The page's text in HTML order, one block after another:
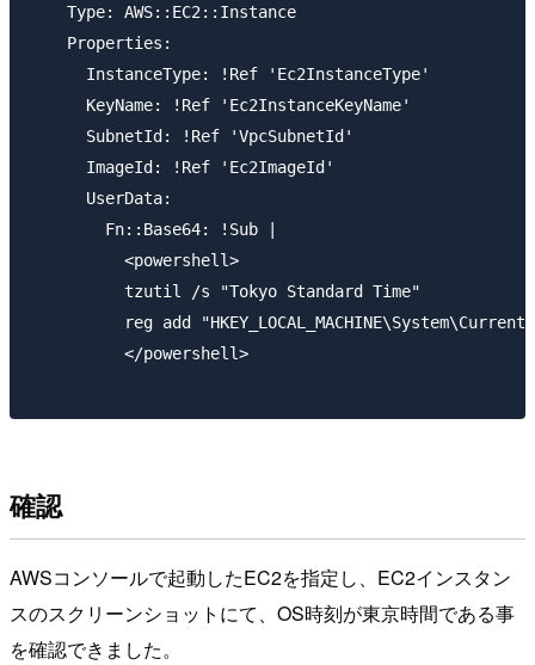
    Type: AWS::EC2::Instance
    Properties:
      InstanceType: !Ref 'Ec2InstanceType'
      KeyName: !Ref 'Ec2InstanceKeyName'
      SubnetId: !Ref 'VpcSubnetId'
      ImageId: !Ref 'Ec2ImageId'
      UserData:
        Fn::Base64: !Sub |
          <powershell>
          tzutil /s "Tokyo Standard Time"
reg add
          </powershell>
確認
AWSコンソールで起動したEC2を指定し、EC2インスタン
スのスクリーンショットにて、OS時刻が東京時間である事
を確認できました。